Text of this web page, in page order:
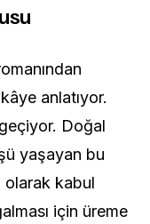
anlatıyor.
Doğal
yaşayan bu
olarak kabul
için üreme